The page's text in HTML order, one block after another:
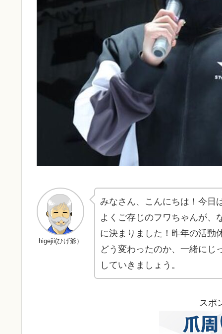
higejii(ひげ爺）
みなさん、こんにちは！今日
よくご存じのフワちゃんが、
に決まりました！昨年の活動
どう変わったのか、一緒にじ
していきましょう。
スポ